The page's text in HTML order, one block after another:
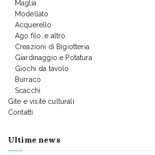
Maglia
Modellato
Acquerello
Ago filo…e altro
Creazioni di Bigiotteria
Giardinaggio e Potatura
Giochi da tavolo
Burraco
Scacchi
Gite e visite culturali
Contatti
Ultime news